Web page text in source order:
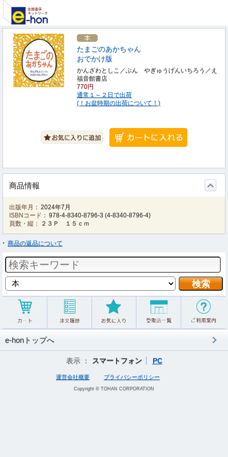
たまごのあかちゃん
おでかけ版
かんざわとしこ／ぶん やぎゅうげんいちろう／え
福音館書店
770円
通常１～２日で出荷
(！お盆時期の出荷について！)
商品情報
出版年月： 2024年7月
ISBNコード： 978-4-8340-8796-3 (4-8340-8796-4)
頁数・縦：
２３Ｐ １５ｃｍ
商品の返品について
e-honトップへ
表示 ： スマートフォン PC
運営会社概要 プライバシーポリシー
Copyright © TOHAN CORPORATION